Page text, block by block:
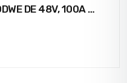
DE 48V, 100A Y